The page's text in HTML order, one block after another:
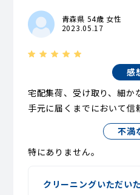
青森県 54歳 女性
2023.05.17
感
宅配集荷、受け取り、細か
手元に届くまでにおいて信
不満
特にありません。
クリーニングいただい